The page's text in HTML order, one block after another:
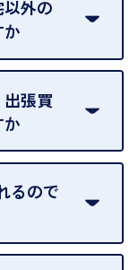
外の
きません。ご指
となることが考
張買
す。
は対応させてい
るので